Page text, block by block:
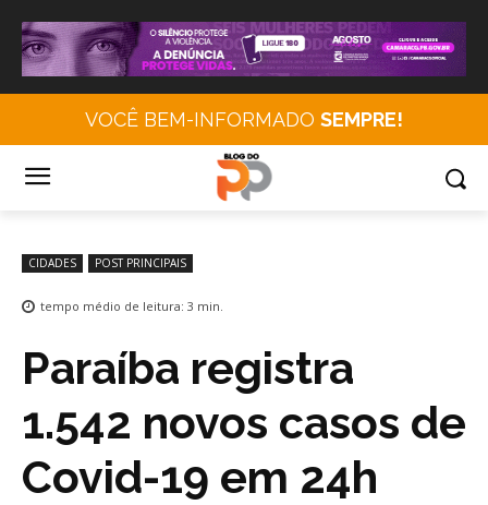
VOCÊ BEM-INFORMADO SEMPRE!
CIDADES POST PRINCIPAIS
tempo médio de leitura: 3 min.
Paraíba registra
1.542 novos casos de
Covid-19 em 24h